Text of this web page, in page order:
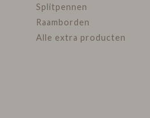
Splitpennen
Raamborden
Alle extra producten